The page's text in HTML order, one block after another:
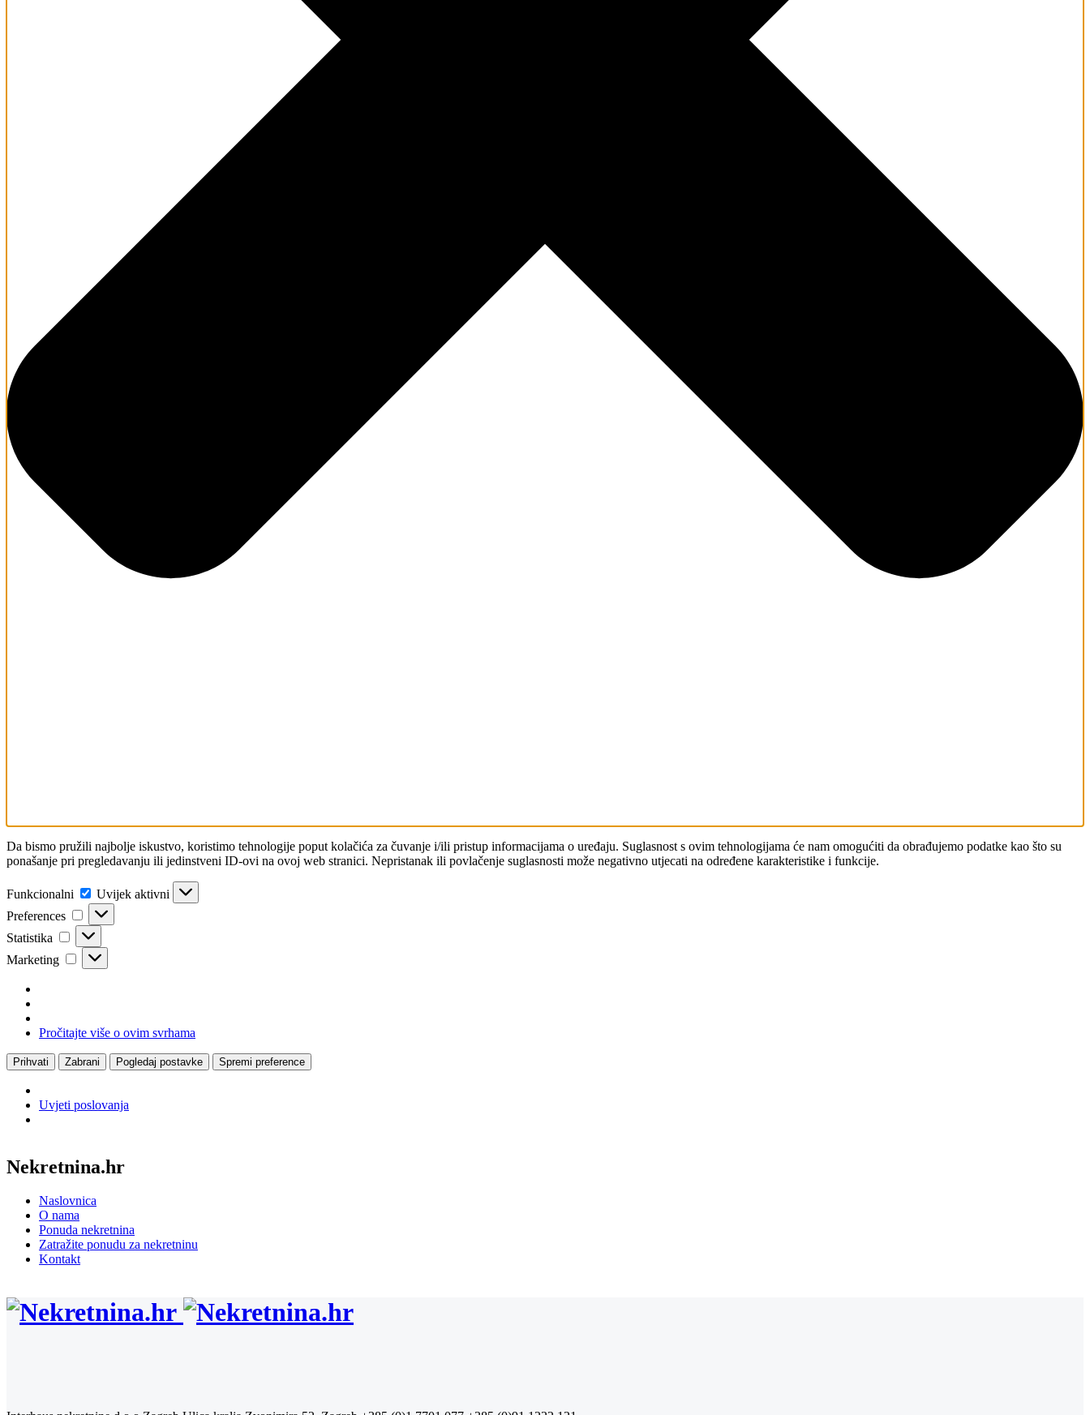
Da bismo pružili najbolje iskustvo, koristimo tehnologije poput kolačića za čuvanje i/ili pristup informacijama o uređaju. Suglasnost s ovim tehnologijama će nam omogućiti da obrađujemo podatke kao što su
ponašanje pri pregledavanju ili jedinstveni ID-ovi na ovoj web stranici. Nepristanak ili povlačenje suglasnosti može negativno utjecati na određene karakteristike i funkcije.
Funkcionalni Funkcionalni
Uvijek aktivni
Preferences
Preferences
Statistika Statistika
Marketing Marketing
Pročitajte više o ovim svrhama
Prihvati Zabrani Pogledaj postavke Spremi preference
Uvjeti poslovanja
Nekretnina.hr
Naslovnica
O nama
Ponuda nekretnina
Zatražite ponudu za nekretninu
Kontakt